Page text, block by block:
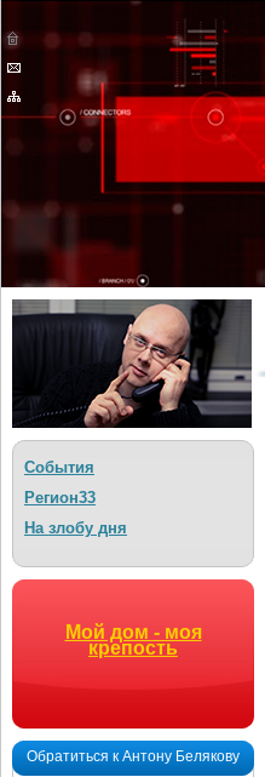
События
Регион33
На злобу дня
Мой дом - моя
крепость
Обратиться к Антону Белякову